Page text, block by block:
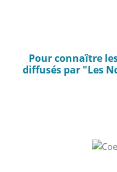
Pour connaître
diffusés par "Les